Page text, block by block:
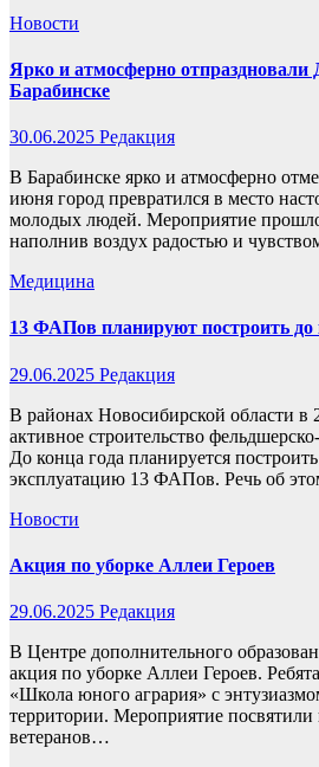
Новости
Ярко и атмосферно отпраздновали
Барабинске
30.06.2025 Редакция
В Барабинске ярко и атмосферно
июня город превратился в место
молодых людей. Мероприятие
наполнив воздух радостью и
Медицина
13 ФАПов планируют построить до
29.06.2025 Редакция
В районах Новосибирской области в
активное строительство
До конца года планируется
эксплуатацию 13 ФАПов. Речь об
Новости
Акция по уборке Аллеи Героев
29.06.2025 Редакция
В Центре дополнительного
акция по уборке Аллеи Героев.
«Школа юного агрария» с
территории. Мероприятие посвятили
ветеранов…